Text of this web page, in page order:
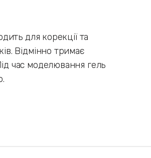
для корекції та
Відмінно тримає
час моделювання гель